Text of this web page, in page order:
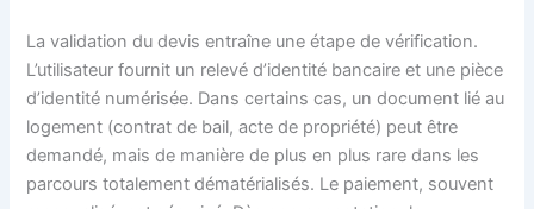
La validation du devis entraîne une étape de vérification.
L’utilisateur fournit un relevé d’identité bancaire et une pièce
d’identité numérisée. Dans certains cas, un document lié au
logement (contrat de bail, acte de propriété) peut être
demandé, mais de manière de plus en plus rare dans les
parcours totalement dématérialisés. Le paiement, souvent